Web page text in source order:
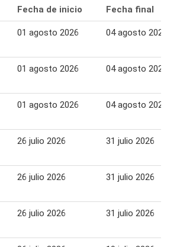
Fecha de inicio Fecha final
01 agosto 2026 04 agosto 2026
01 agosto 2026 04 agosto 2026
01 agosto 2026 04 agosto 2026
26 julio 2026 31 julio 2026
26 julio 2026 31 julio 2026
26 julio 2026 31 julio 2026